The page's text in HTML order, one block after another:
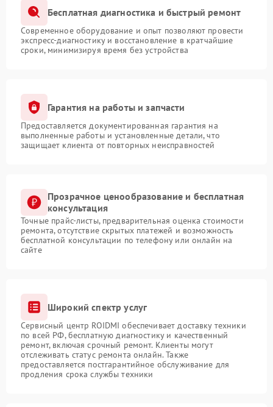
Бесплатная диагностика и быстрый ремонт
Современное оборудование и опыт позволяют провести
экспресс-диагностику и восстановление в кратчайшие
сроки, минимизируя время без устройства
Гарантия на работы и запчасти
Предоставляется документированная гарантия на
выполненные работы и установленные детали, что
защищает клиента от повторных неисправностей
Прозрачное ценообразование и бесплатная
консультация
Точные прайс-листы, предварительная оценка стоимости
ремонта, отсутствие скрытых платежей и возможность
бесплатной консультации по телефону или онлайн на
сайте
Широкий спектр услуг
Сервисный центр ROIDMI обеспечивает доставку техники
по всей РФ, бесплатную диагностику и качественный
ремонт, включая срочный ремонт. Клиенты могут
отслеживать статус ремонта онлайн. Также
предоставляется постгарантийное обслуживание для
продления срока службы техники